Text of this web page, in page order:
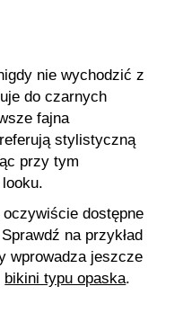
nie wychodzić z
do czarnych
fajna
stylistyczną
przy tym
oczywiście dostępne
na przykład
wprowadza jeszcze
bikini typu opaska.